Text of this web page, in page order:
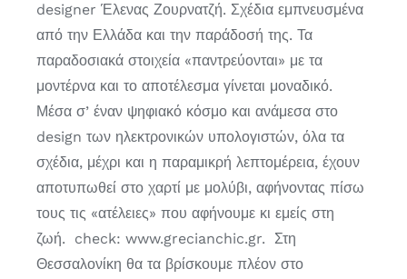
designer Έλενας Ζουρνατζή. Σχέδια εμπνευσμένα
από την Ελλάδα και την παράδοσή της. Τα
παραδοσιακά στοιχεία «παντρεύονται» με τα
μοντέρνα και το αποτέλεσμα γίνεται μοναδικό.
Μέσα σ’ έναν ψηφιακό κόσμο και ανάμεσα στο
design των ηλεκτρονικών υπολογιστών, όλα τα
σχέδια, μέχρι και η παραμικρή λεπτομέρεια, έχουν
αποτυπωθεί στο χαρτί με μολύβι, αφήνοντας πίσω
τους τις «ατέλειες» που αφήνουμε κι εμείς στη
ζωή. check: www.grecianchic.gr. Στη
Θεσσαλονίκη θα τα βρίσκουμε πλέον στο